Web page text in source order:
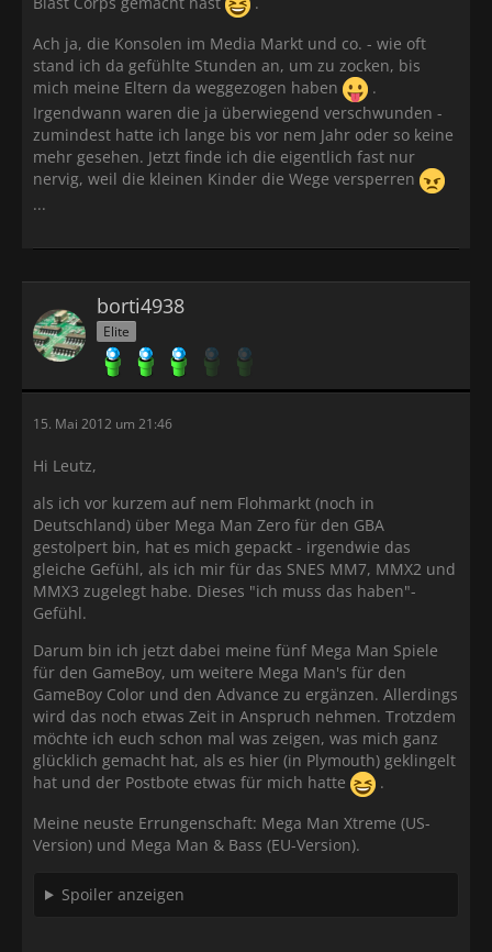
Ach ja, die Konsolen im Media Markt und co. - wie oft
stand ich da gefühlte Stunden an, um zu zocken, bis
mich meine Eltern da weggezogen haben
.
Irgendwann waren die ja überwiegend verschwunden -
zumindest hatte ich lange bis vor nem Jahr oder so keine
mehr gesehen. Jetzt finde ich die eigentlich fast nur
nervig, weil die kleinen Kinder die Wege versperren
...
borti4938
Elite
15. Mai 2012 um 21:46
Hi Leutz,
als ich vor kurzem auf nem Flohmarkt (noch in
Deutschland) über Mega Man Zero für den GBA
gestolpert bin, hat es mich gepackt - irgendwie das
gleiche Gefühl, als ich mir für das SNES MM7, MMX2 und
MMX3 zugelegt habe. Dieses "ich muss das haben"-
Gefühl.
Darum bin ich jetzt dabei meine fünf Mega Man Spiele
für den GameBoy, um weitere Mega Man's für den
GameBoy Color und den Advance zu ergänzen. Allerdings
wird das noch etwas Zeit in Anspruch nehmen. Trotzdem
möchte ich euch schon mal was zeigen, was mich ganz
glücklich gemacht hat, als es hier (in Plymouth) geklingelt
hat und der Postbote etwas für mich hatte
.
Meine neuste Errungenschaft: Mega Man Xtreme (US-
Version) und Mega Man & Bass (EU-Version).
Spoiler anzeigen